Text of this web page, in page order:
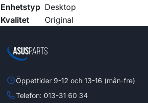
Enhetstyp Desktop
Kvalitet
Original
Öppettider 9-12 och 13-16 (mån-fre)
Telefon: 013-31 60 34